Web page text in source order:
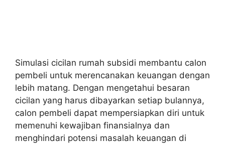
Simulasi cicilan rumah subsidi membantu calon
pembeli untuk merencanakan keuangan dengan
lebih matang. Dengan mengetahui besaran
cicilan yang harus dibayarkan setiap bulannya,
calon pembeli dapat mempersiapkan diri untuk
memenuhi kewajiban finansialnya dan
menghindari potensi masalah keuangan di